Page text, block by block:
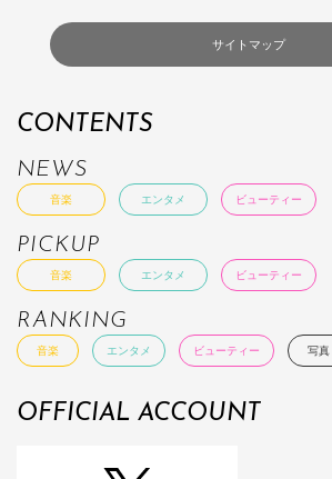
サイトマップ
CONTENTS
NEWS
音楽 エンタメ ビューティー
PICKUP
音楽 エンタメ ビューティー
RANKING
音楽 エンタメ ビューティー 写真
OFFICIAL ACCOUNT